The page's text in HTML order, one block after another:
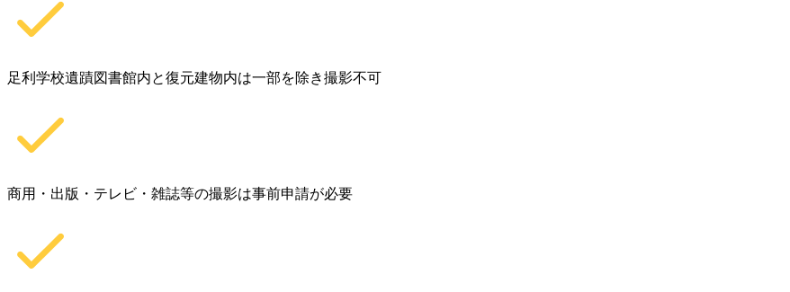
足利学校遺蹟図書館内と復元建物内は一部を除き撮影不可
商用・出版・テレビ・雑誌等の撮影は事前申請が必要